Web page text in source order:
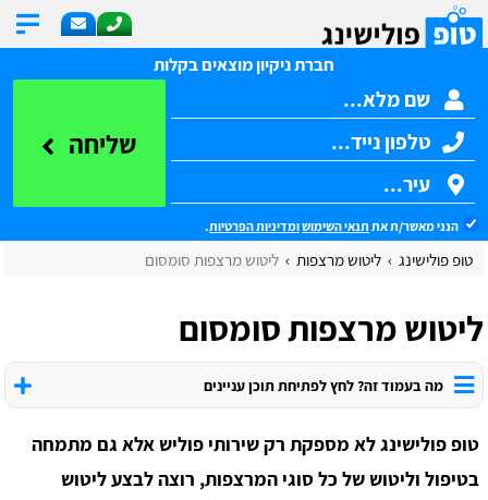
חברת ניקיון מוצאים בקלות
שליחה
הנני מאשר/ת את תנאי השימושומדיניות הפרטיות.
טופ פולישינג ליטוש מרצפות ליטוש מרצפות סומסום
ליטוש מרצפות סומסום
מה בעמוד זה? לחץ לפתיחת תוכן עניינים
טופ פולישינג לא מספקת רק שירותי פוליש אלא גם מתמחה
בטיפול וליטוש של כל סוגי המרצפות, רוצה לבצע ליטוש